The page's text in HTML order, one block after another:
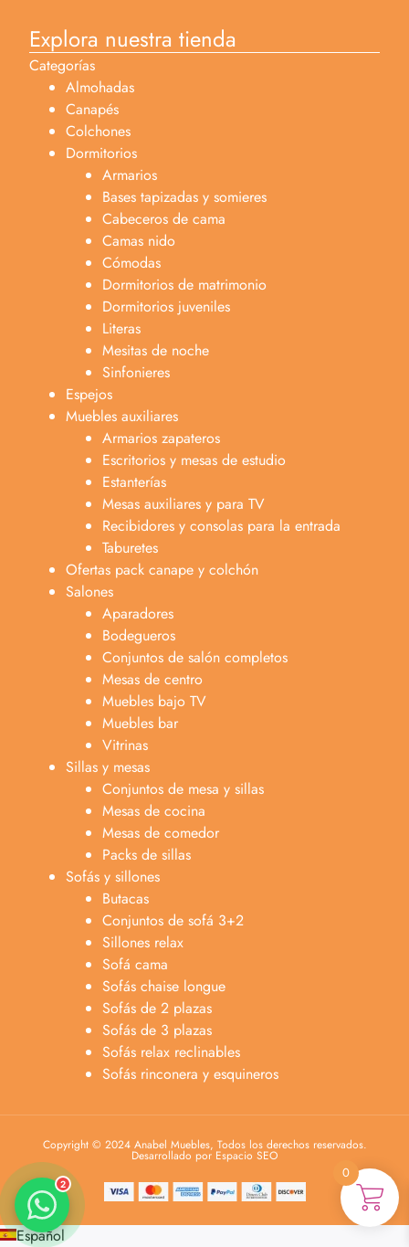
Explora nuestra tienda
Categorías
Almohadas
Canapés
Colchones
Dormitorios
Armarios
Bases tapizadas y somieres
Cabeceros de cama
Camas nido
Cómodas
Dormitorios de matrimonio
Dormitorios juveniles
Literas
Mesitas de noche
Sinfonieres
Espejos
Muebles auxiliares
Armarios zapateros
Escritorios y mesas de estudio
Estanterías
Mesas auxiliares y para TV
Recibidores y consolas para la entrada
Taburetes
Ofertas pack canape y colchón
Salones
Aparadores
Bodegueros
Conjuntos de salón completos
Mesas de centro
Muebles bajo TV
Muebles bar
Vitrinas
Sillas y mesas
Conjuntos de mesa y sillas
Mesas de cocina
Mesas de comedor
Packs de sillas
Sofás y sillones
Butacas
Conjuntos de sofá 3+2
Sillones relax
Sofá cama
Sofás chaise longue
Sofás de 2 plazas
Sofás de 3 plazas
Sofás relax reclinables
Sofás rinconera y esquineros
Copyright © 2024 Anabel Muebles, Todos los derechos reservados.
Desarrollado por Espacio SEO
0
Español
Lun-dom 9:00am-10pm
Atención al cliente
2